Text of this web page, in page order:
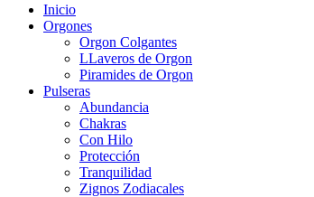
Inicio
Orgones
Orgon Colgantes
LLaveros de Orgon
Piramides de Orgon
Pulseras
Abundancia
Chakras
Con Hilo
Protección
Tranquilidad
Zignos Zodiacales